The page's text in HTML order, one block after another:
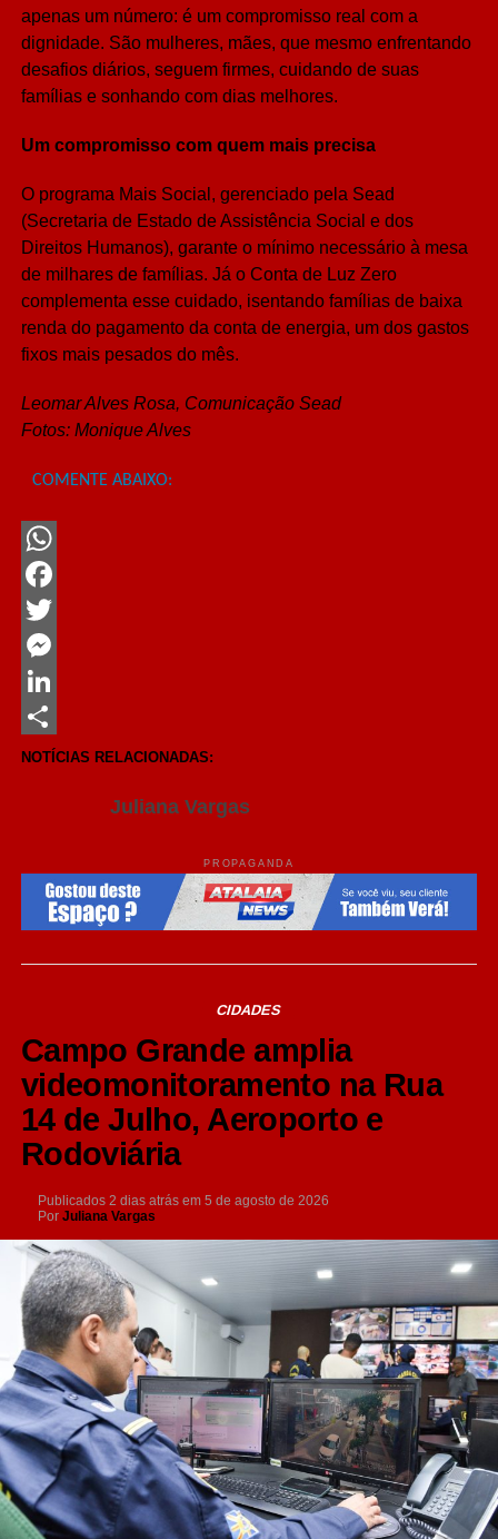
apenas um número: é um compromisso real com a
dignidade. São mulheres, mães, que mesmo enfrentando
desafios diários, seguem firmes, cuidando de suas
famílias e sonhando com dias melhores.
Um compromisso com quem mais precisa
O programa Mais Social, gerenciado pela Sead
(Secretaria de Estado de Assistência Social e dos
Direitos Humanos), garante o mínimo necessário à mesa
de milhares de famílias. Já o Conta de Luz Zero
complementa esse cuidado, isentando famílias de baixa
renda do pagamento da conta de energia, um dos gastos
fixos mais pesados do mês.
Leomar Alves Rosa, Comunicação Sead
Fotos: Monique Alves
COMENTE ABAIXO:
WhatsApp
Facebook
Twitter
Messenger
LinkedIn
Share
NOTÍCIAS RELACIONADAS:
Juliana Vargas
PROPAGANDA
CIDADES
Campo Grande amplia
videomonitoramento na Rua
14 de Julho, Aeroporto e
Rodoviária
Publicados 2 dias atrás em 5 de agosto de 2026
Por Juliana Vargas